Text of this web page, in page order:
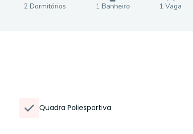
2 Dormitórios 1 Banheiro 1 Vaga
Quadra Poliesportiva